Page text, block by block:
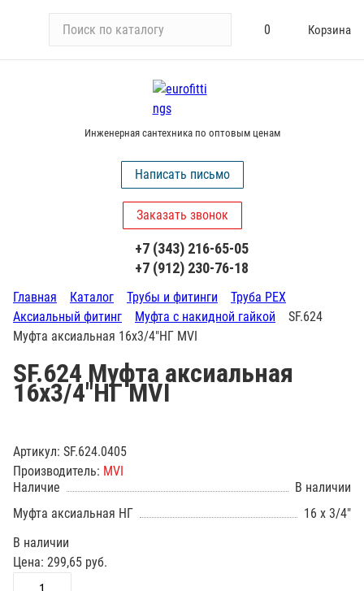
и
у
0 Корзина
Инженерная сантехника по оптовым ценам
Написать письмо
Заказать звонок
+7 (343) 216-65-05
+7 (912) 230-76-18
Главная Каталог Трубы и фитинги
Труба PEX
Аксиальный фитинг
Муфта с накидной гайкой
SF.624
Муфта аксиальная 16х3/4"НГ MVI
SF.624 Муфта аксиальная
16х3/4"НГ MVI
Артикул: SF.624.0405
Производитель: MVI
Наличие
В наличии
Муфта аксиальная НГ
16 x 3/4"
В наличии
Цена: 299,65 руб.